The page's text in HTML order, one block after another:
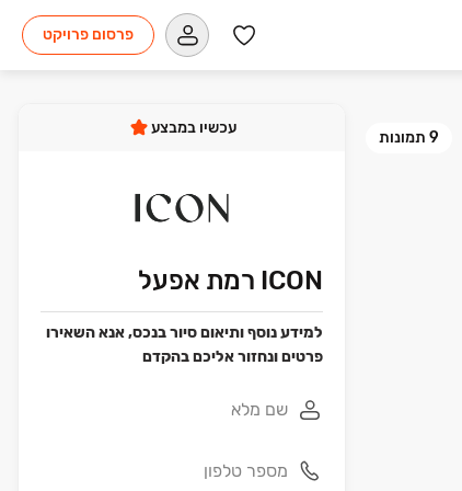
פרסום פרויקט
9 תמונות
עכשיו במבצע
ICON רמת אפעל
למידע נוסף ותיאום סיור בנכס, אנא השאירו
פרטים ונחזור אליכם בהקדם